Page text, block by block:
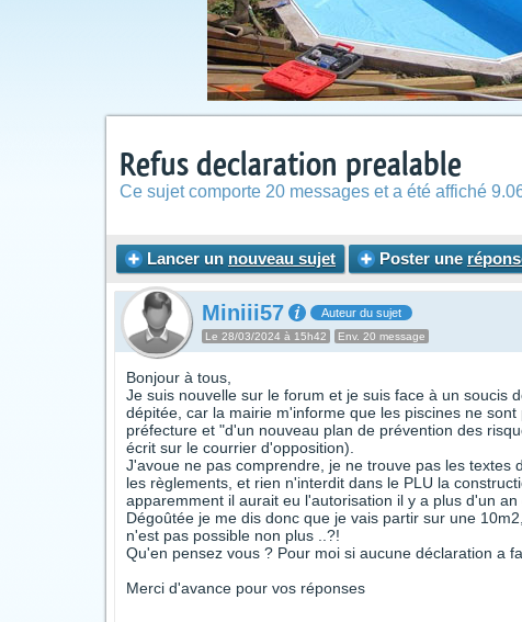
Refus declaration prealable
Ce sujet comporte 20 messages et a été affiché
Lancer un nouveau sujet Poster une
Miniii57 Auteur du sujet
Le 28/03/2024 à 15h42 Env. 20 message
Bonjour à tous,
Je suis nouvelle sur le forum et je suis face à un soucis
dépitée, car la mairie m'informe que les piscines ne
préfecture et "d'un nouveau plan de prévention des
écrit sur le courrier d'opposition).
J'avoue ne pas comprendre, je ne trouve pas les
les règlements, et rien n'interdit dans le PLU la
apparemment il aurait eu l'autorisation il y a plus d'un an
Dégoûtée je me dis donc que je vais partir sur une
n'est pas possible non plus ..?!
Qu'en pensez vous ? Pour moi si aucune déclaration a
Merci d'avance pour vos réponses